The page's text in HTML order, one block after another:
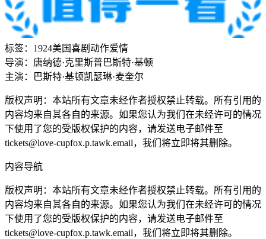
标签： 1924美国喜剧 动作爱情
导演： 唐纳德·克里斯普巴斯特·基顿
主演：
巴斯特·基顿凯瑟琳·麦奎尔
版权声明：本站所有文章未经作者授权禁止转载。所有引用的
内容均来自其各自的来源。如果您认为我们在未经许可的情况
下使用了您的受版权保护的内容，请发送电子邮件至
tickets@love-cupfox.p.tawk.email，我们将立即将其删除。
内容导航
版权声明：本站所有文章未经作者授权禁止转载。所有引用的
内容均来自其各自的来源。如果您认为我们在未经许可的情况
下使用了您的受版权保护的内容，请发送电子邮件至
tickets@love-cupfox.p.tawk.email，我们将立即将其删除。